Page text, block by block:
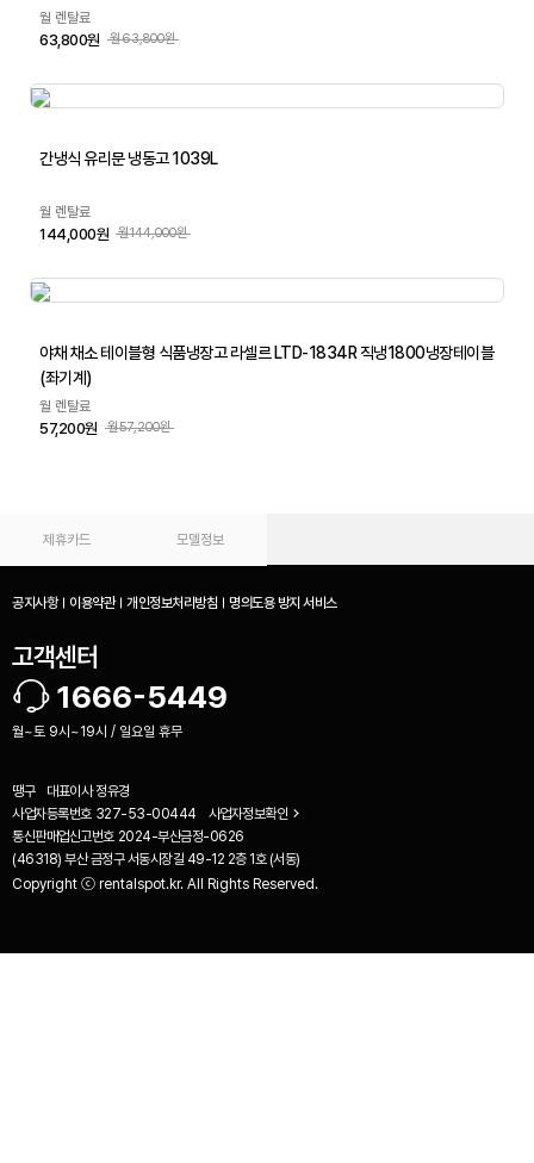
월 렌탈료
63,800원 월63,800원
간냉식 유리문 냉동고 1039L
월 렌탈료
144,000원 월144,000원
야채 채소 테이블형 식품냉장고 라셀르 LTD-1834R 직냉1800냉장테이블
(좌기계)
월 렌탈료
57,200원 월57,200원
제휴카드 모델정보
공지사항 이용약관 개인정보처리방침 명의도용 방지 서비스
고객센터
1666-5449
월~토 9시~19시 / 일요일 휴무
땡구 대표이사 정유경
사업자등록번호 327-53-00444
사업자정보확인
통신판매업신고번호 2024-부산금정-0626
(46318) 부산 금정구 서동시장길 49-12 2층 1호 (서동)
Copyright ⓒ rentalspot.kr. All Rights Reserved.